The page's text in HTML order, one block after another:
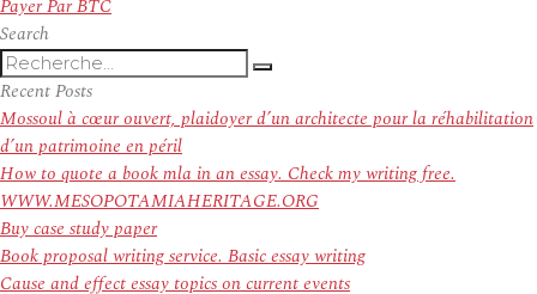
Payer Par BTC
Search
Recherche
pour
:
Recherche
Recent Posts
Mossoul à cœur ouvert, plaidoyer d’un architecte pour la réhabilitation
d’un patrimoine en péril
How to quote a book mla in an essay. Check my writing free.
WWW.MESOPOTAMIAHERITAGE.ORG
Buy case study paper
Book proposal writing service. Basic essay writing
Cause and effect essay topics on current events